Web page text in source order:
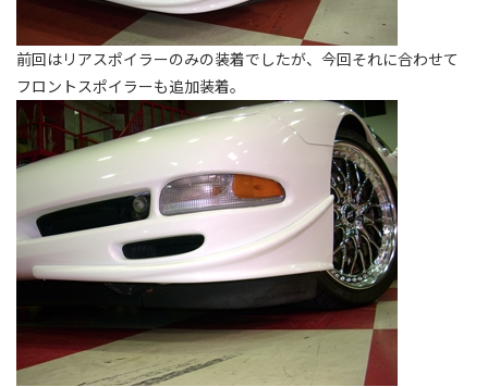
前回はリアスポイラーのみの装着でしたが、今回それに合わせて
フロントスポイラーも追加装着。